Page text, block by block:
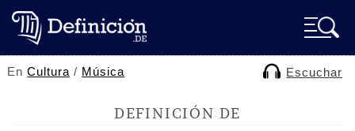
EnCultura / Música Escuchar
DEFINICIÓN DE